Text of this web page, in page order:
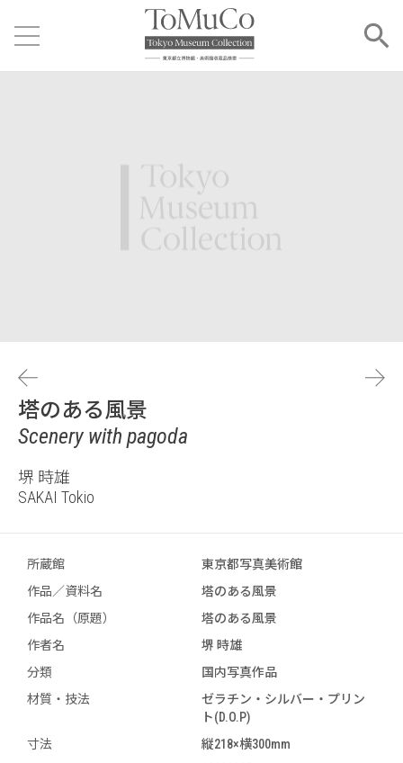
塔のある風景
Scenery with pagoda
堺 時雄
SAKAI Tokio
所蔵館
東京都写真美術館
作品／資料名
塔のある風景
作品名（原題）
塔のある風景
作者名
堺 時雄
分類
国内写真作品
材質・技法
ゼラチン・シルバー・プリン
ト(D.O.P)
寸法
縦218×横300mm